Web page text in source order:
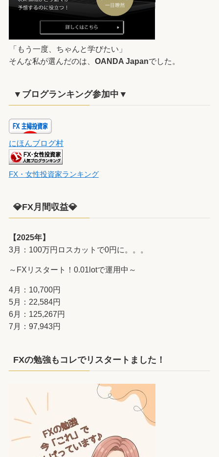
「もう一度、ちゃんと学びたい」
そんな私が選んだのは、 OANDA Japanでした。
▼ブログランキング参加中▼
にほんブログ村
FX・女性投資家ランキング
💎FX月間収益💎
【2025年】
3月：100万円ロスカットで0円に。。。
～FXリスタート！0.01lotで運用中～
4月：10,700円
5月：22,584円
6月：125,267円
7月：97,943円
FXの勉強もコレでリスタートました！